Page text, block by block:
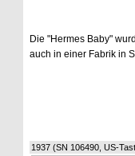
Die "Hermes Baby"
auch in einer Fabrik in
1937 (SN 106490, US-